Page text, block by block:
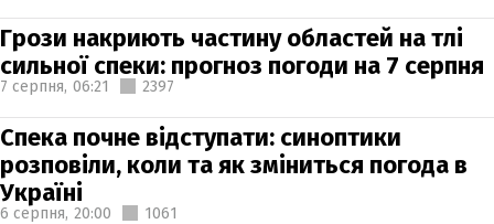
Грози накриють частину областей на тлі
сильної спеки: прогноз погоди на 7 серпня
7 серпня, 06:21 2397
Спека почне відступати: синоптики
розповіли, коли та як зміниться погода в
Україні
6 серпня, 20:00 1061